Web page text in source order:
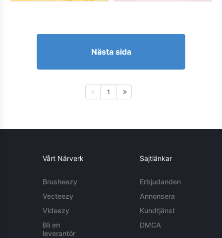
Nästa sida
1
Vårt Närverk
Brusheezy
Vecteezy
Videezy
Bli en
leverantör
Sajtlänkar
Erbjudanden
Annonsera
Kundtjänst
DMCA